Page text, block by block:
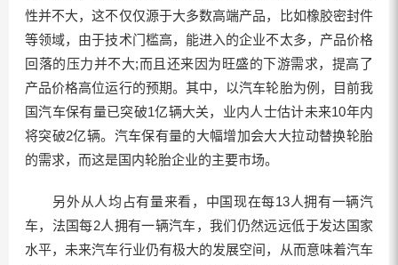
性并不大，这不仅仅源于大多数高端产品，比如橡胶密封件
等领域，由于技术门槛高，能进入的企业不太多，产品价格
回落的压力并不大;而且还来因为旺盛的下游需求，提高了
产品价格高位运行的预期。其中，以汽车轮胎为例，目前我
国汽车保有量已突破1亿辆大关，业内人士估计未来10年内
将突破2亿辆。汽车保有量的大幅增加会大大拉动替换轮胎
的需求，而这是国内轮胎企业的主要市场。
另外从人均占有量来看，中国现在每13人拥有一辆汽
车，法国每2人拥有一辆汽车，我们仍然远远低于发达国家
水平，未来汽车行业仍有极大的发展空间，从而意味着汽车